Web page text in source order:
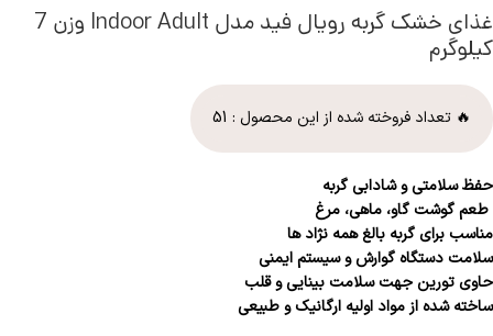
غذای خشک گربه رویال فید مدل Indoor Adult وزن 7
کیلوگرم
🔥 تعداد فروخته شده از این محصول : 51
حفظ سلامتی و شادابی گربه
طعم گوشت گاو، ماهی، مرغ
مناسب برای گربه بالغ همه نژاد ها
سلامت دستگاه گوارش و سیستم ایمنی
حاوی تورین جهت سلامت بینایی و قلب
ساخته شده از مواد اولیه ارگانیک و طبیعی